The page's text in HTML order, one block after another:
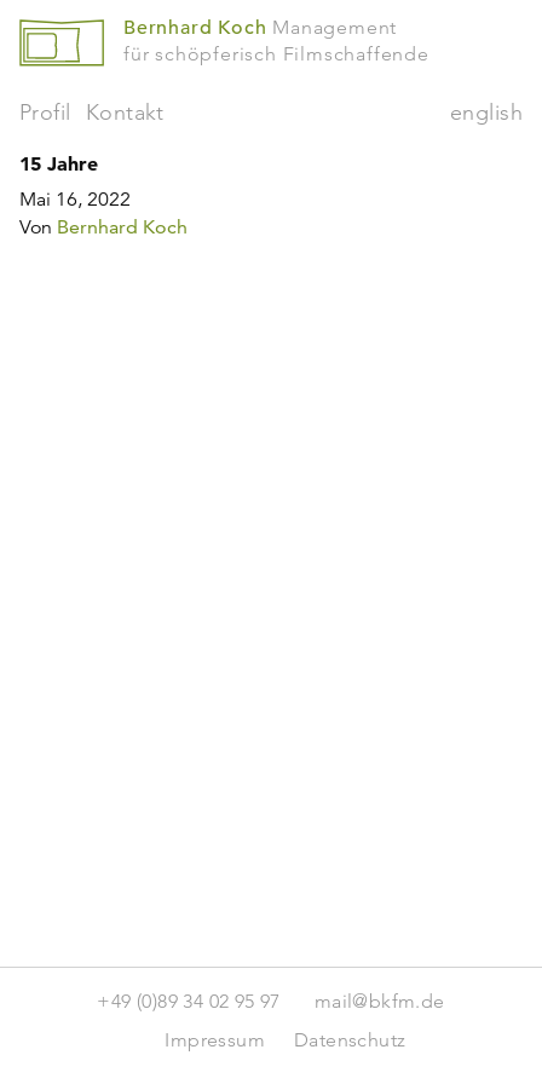
Bernhard Koch Management
für schöpferisch Filmschaffende
Profil Kontakt english
15 Jahre
Mai 16, 2022
Von Bernhard Koch
+49 (0)89 34 02 95 97
mail@bkfm.de
Impressum
Datenschutz